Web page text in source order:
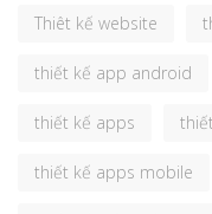
Thiêt kế website
thiết kế app android
thiết kế apps
thiết kế apps mobile